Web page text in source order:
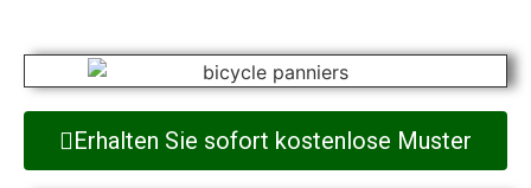
Erhalten Sie sofort kostenlose Muster